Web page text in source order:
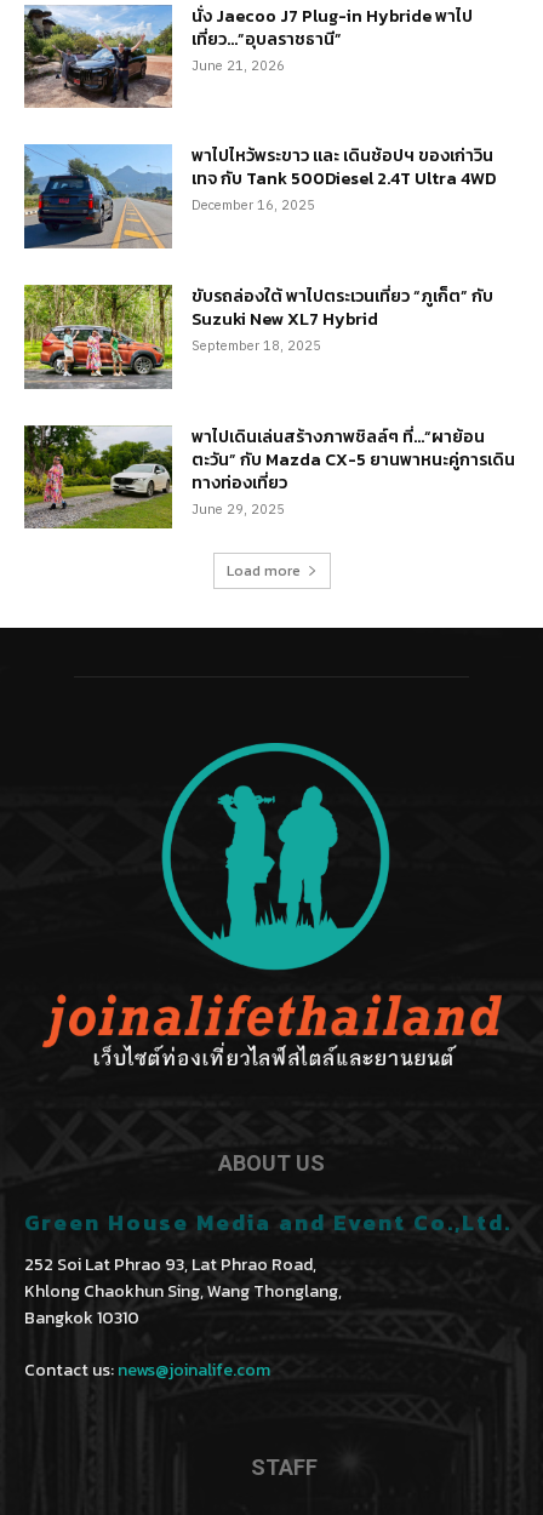
นั่ง Jaecoo J7 Plug-in Hybride พาไป
เที่ยว…”อุบลราชธานี”
June 21, 2026
พาไปไหว้พระขาว และ เดินช้อปฯ ของเก่าวิน
เทจ กับ Tank 500Diesel 2.4T Ultra 4WD
December 16, 2025
ขับรถล่องใต้ พาไปตระเวนเที่ยว “ภูเก็ต” กับ
Suzuki New XL7 Hybrid
September 18, 2025
พาไปเดินเล่นสร้างภาพชิลล์ๆ ที่…“ผาย้อน
ตะวัน” กับ Mazda CX-5 ยานพาหนะคู่การเดิน
ทางท่องเที่ยว
June 29, 2025
Load more
ABOUT US
Green House Media and Event Co.,Ltd.
252 Soi Lat Phrao 93, Lat Phrao Road,
Khlong Chaokhun Sing, Wang Thonglang,
Bangkok 10310
Contact us:news@joinalife.com
STAFF